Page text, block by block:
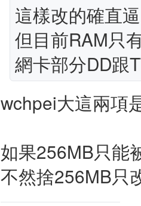
這樣改的確直
但目前RAM只
網卡部分DD跟
wchpei大這兩項
如果256MB只能
不然捨256MB只